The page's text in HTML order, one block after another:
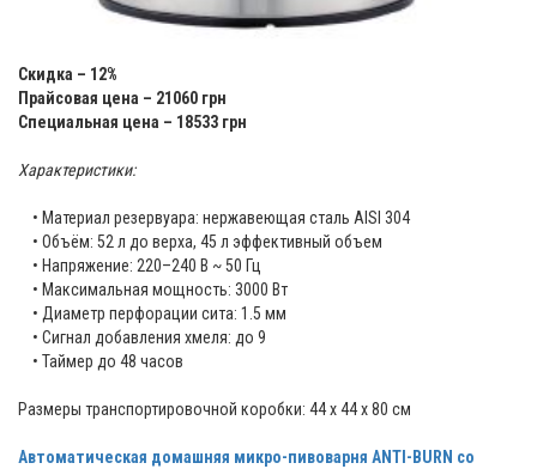
Скидка – 12%
Прайсовая цена – 21060 грн
Специальная цена – 18533 грн
Характеристики:
• Материал резервуара: нержавеющая сталь AISI 304
• Объём: 52 л до верха, 45 л эффективный объем
• Напряжение: 220–240 В ~ 50 Гц
• Максимальная мощность: 3000 Вт
• Диаметр перфорации сита: 1.5 мм
• Сигнал добавления хмеля: до 9
• Таймер до 48 часов
Размеры транспортировочной коробки: 44 х 44 х 80 см
Автоматическая домашняя микро-пивоварня ANTI-BURN cо